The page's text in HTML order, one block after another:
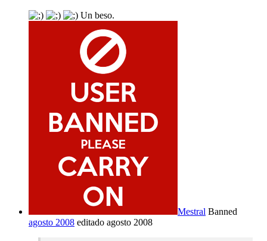
Un beso.
Mestral Banned
agosto 2008 editado agosto 2008